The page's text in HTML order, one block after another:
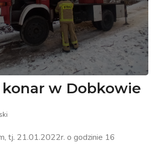
konar w Dobkowie
tj. 21.01.2022r. o godzinie 16